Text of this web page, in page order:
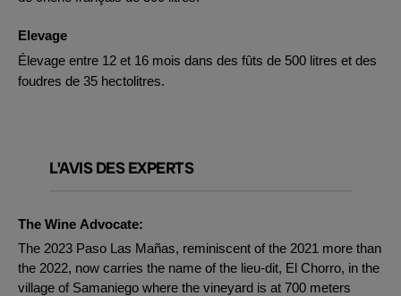
Elevage
Élevage entre 12 et 16 mois dans des fûts de 500 litres et des
foudres de 35 hectolitres.
L'AVIS DES EXPERTS
The Wine Advocate:
The 2023 Paso Las Mañas, reminiscent of the 2021 more than
the 2022, now carries the name of the lieu-dit, El Chorro, in the
village of Samaniego where the vineyard is at 700 meters